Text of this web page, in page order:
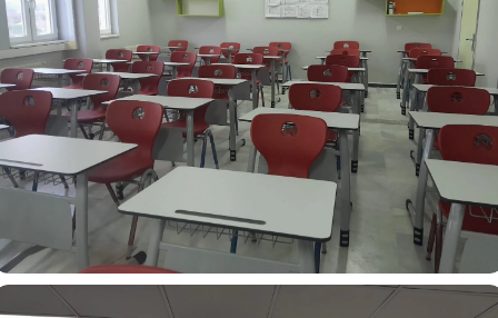
Şile Oya Ali Osman Keçici Sosyal Bilimler Lisesi